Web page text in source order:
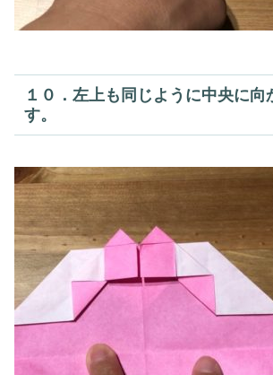
１０．左上も同じように中央に向
す。